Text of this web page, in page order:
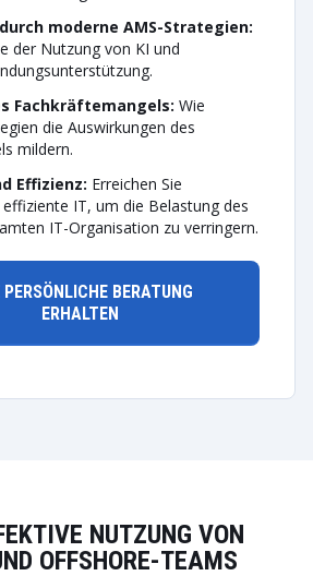
moderne AMS-Strategien:
der Nutzung von KI und
Fachkräftemangels: Wie
die Auswirkungen des
mildern.
Effizienz: Erreichen Sie
IT, um die Belastung des
IT-Organisation zu verringern.
PERSÖNLICHE BERATUNG
ERHALTEN
NUTZUNG VON
OFFSHORE-TEAMS